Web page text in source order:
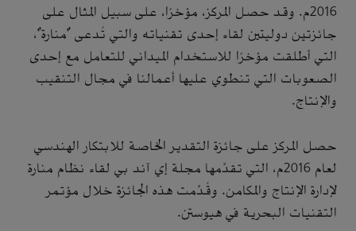
2016م. وقد حصل المركز، مؤخرًا، على سبيل المثال على
جائزتين دوليتين لقاء إحدى تقنياته والتي تُدعى "منارة"،
التي أطلقت مؤخرًا للاستخدام الميداني للتعامل مع إحدى
الصعوبات التي تنطوي عليها أعمالنا في مجال التنقيب
والإنتاج.
حصل المركز على جائزة التقدير الخاصة للابتكار الهندسي
لعام 2016م، التي تقدِّمها مجلة إي آند بي لقاء نظام منارة
لإدارة الإنتاج والمكامن. وقُدِّمت هذه الجائزة خلال مؤتمر
التقنيات البحرية في هيوستن.